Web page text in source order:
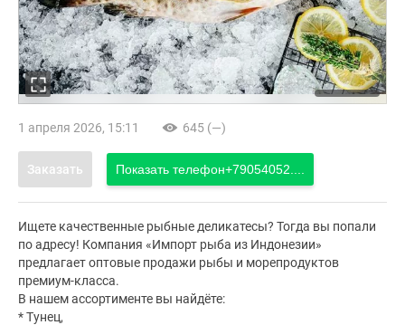
1 апреля 2026, 15:11 645 (—)
Заказать Показать телефон+79054052....
Ищете качественные рыбные деликатесы? Тогда вы попали
по адресу! Компания «Импорт рыба из Индонезии»
предлагает оптовые продажи рыбы и морепродуктов
премиум-класса.
В нашем ассортименте вы найдёте:
* Тунец,